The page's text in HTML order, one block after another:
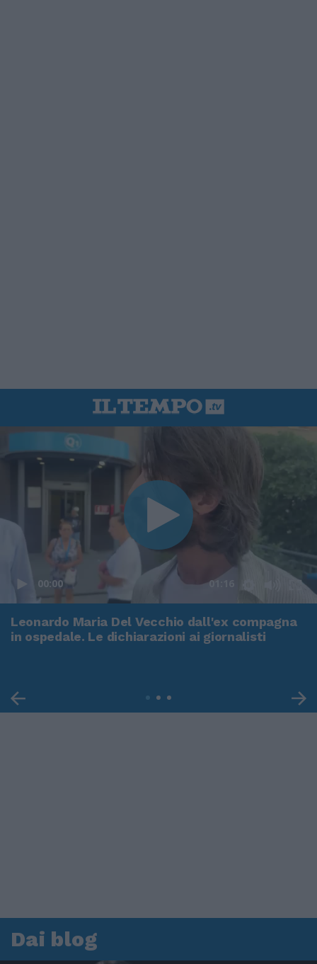
00:00 01:16
Leonardo Maria Del Vecchio dall'ex compagna
in ospedale. Le dichiarazioni ai giornalisti
Dai blog